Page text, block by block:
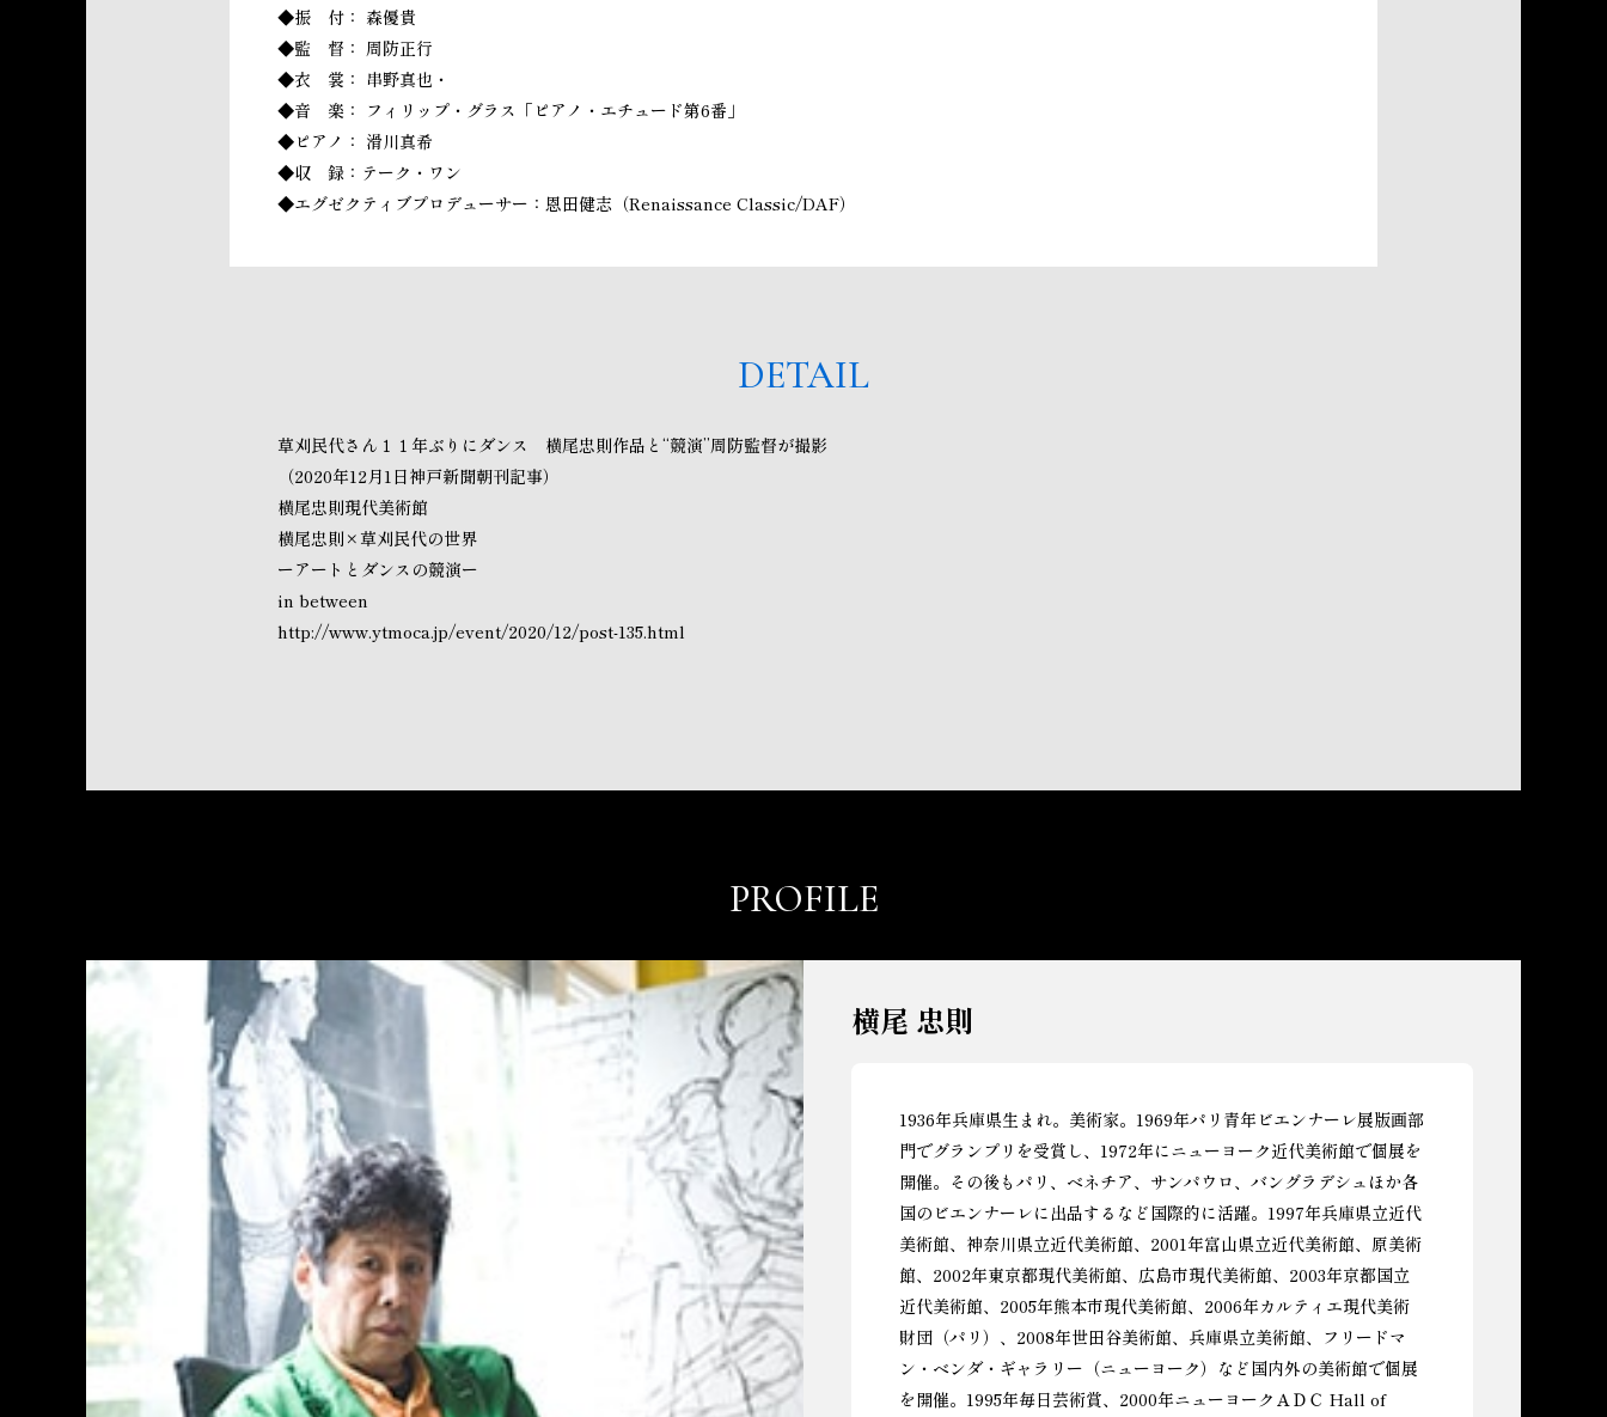
◆振 付： 森優貴
◆監 督： 周防正行
◆衣 裳： 串野真也・
◆音 楽： フィリップ・グラス「ピアノ・エチュード第6番」
◆ピアノ： 滑川真希
◆収 録：テーク・ワン
◆エグゼクティブプロデューサー：恩田健志（Renaissance Classic/DAF）
DETAIL
草刈民代さん１１年ぶりにダンス 横尾忠則作品と“競演”周防監督が撮影
（2020年12月1日神戸新聞朝刊記事）
横尾忠則現代美術館
横尾忠則×草刈民代の世界
ーアートとダンスの競演ー
in between
http://www.ytmoca.jp/event/2020/12/post-135.html
PROFILE
横尾 忠則
1936年兵庫県生まれ。美術家。1969年パリ青年ビエンナーレ展版画部
門でグランプリを受賞し、1972年にニューヨーク近代美術館で個展を
開催。その後もパリ、ベネチア、サンパウロ、バングラデシュほか各
国のビエンナーレに出品するなど国際的に活躍。1997年兵庫県立近代
美術館、神奈川県立近代美術館、2001年富山県立近代美術館、原美術
館、2002年東京都現代美術館、広島市現代美術館、2003年京都国立
近代美術館、2005年熊本市現代美術館、2006年カルティエ現代美術
財団（パリ）、2008年世田谷美術館、兵庫県立美術館、フリードマ
ン・ベンダ・ギャラリー（ニューヨーク）など国内外の美術館で個展
を開催。1995年毎日芸術賞、2000年ニューヨークＡＤＣ Hall of